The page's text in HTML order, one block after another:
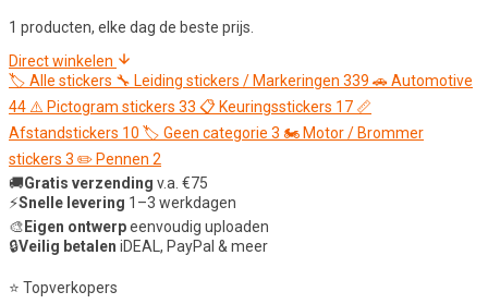
1 producten, elke dag de beste prijs.
Direct winkelen
🏷️ Alle stickers 🔧 Leiding stickers / Markeringen 339 🚗Automotive
44 ⚠️ Pictogram stickers 33 📋 Keuringsstickers 17 📏
Afstandstickers 10 🏷️ Geen categorie 3 🏍️ Motor / Brommer
stickers 3 ✏️ Pennen 2
🚚Gratis verzending v.a. €75
⚡Snelle levering 1–3 werkdagen
🎨 Eigen ontwerpeenvoudig uploaden
🔒Veilig betalen iDEAL, PayPal & meer
⭐ Topverkopers